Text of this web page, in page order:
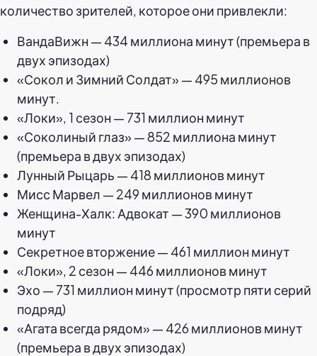
количество зрителей, которое они привлекли:
ВандаВижн — 434 миллиона минут (премьера в
двух эпизодах)
«Сокол и Зимний Солдат» — 495 миллионов
минут.
«Локи», 1 сезон — 731 миллион минут
«Соколиный глаз» — 852 миллиона минут
(премьера в двух эпизодах)
Лунный Рыцарь — 418 миллионов минут
Мисс Марвел — 249 миллионов минут
Женщина-Халк: Адвокат — 390 миллионов
минут
Секретное вторжение — 461 миллион минут
«Локи», 2 сезон — 446 миллионов минут
Эхо — 731 миллион минут (просмотр пяти серий
подряд)
«Агата всегда рядом» — 426 миллионов минут
(премьера в двух эпизодах)